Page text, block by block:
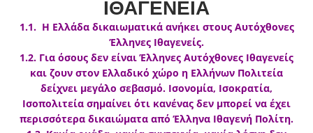
ΙΘΑΓΕΝΕΙΑ
1.1. Η Ελλάδα δικαιωματικά ανήκει στους Αυτόχθονες
Έλληνες Ιθαγενείς.
1.2. Για όσους δεν είναι Έλληνες Αυτόχθονες Ιθαγενείς
και ζουν στον Ελλαδικό χώρο η Ελλήνων Πολιτεία
δείχνει μεγάλο σεβασμό. Ισονομία, Ισοκρατία,
Ισοπολιτεία σημαίνει ότι κανένας δεν μπορεί να έχει
περισσότερα δικαιώματα από Έλληνα Ιθαγενή Πολίτη.